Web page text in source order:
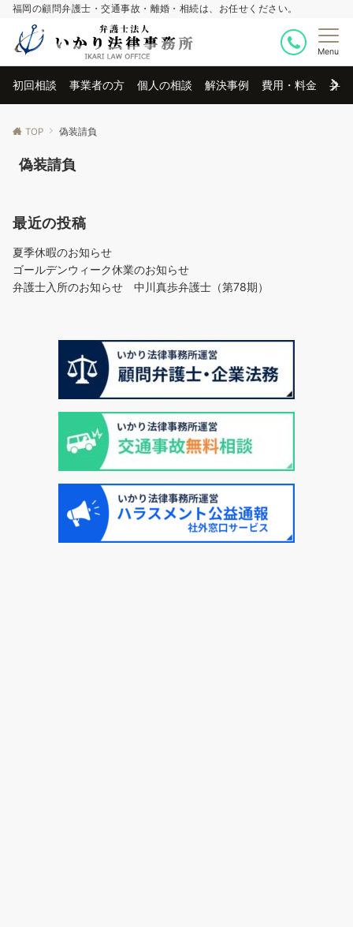
福岡の顧問弁護士・交通事故・離婚・相続は、お任せください。
Menu
初回相談 事業者の方 個人の相談 解決事例 費用・料金 弁
TOP 偽装請負
偽装請負
最近の投稿
夏季休暇のお知らせ
ゴールデンウィーク休業のお知らせ
弁護士入所のお知らせ 中川真歩弁護士（第78期）